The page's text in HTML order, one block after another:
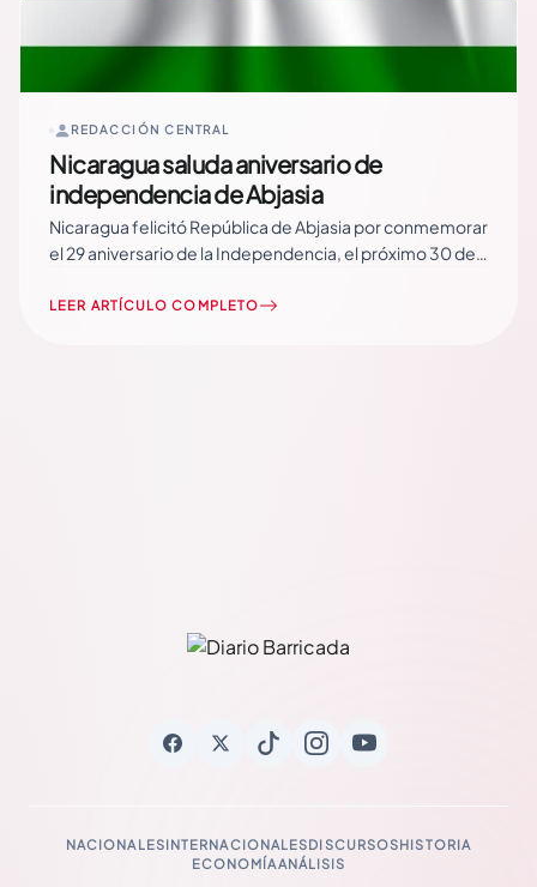
REDACCIÓN CENTRAL
Nicaragua saluda aniversario de
independencia de Abjasia
Nicaragua felicitó República de Abjasia por conmemorar
el 29 aniversario de la Independencia, el próximo 30 de
Ortega y la vicepresidenta Rosario Murillo, reconocieron
LEER ARTÍCULO COMPLETO
NACIONALESINTERNACIONALESDISCURSOSHISTORIA
ECONOMÍAANÁLISIS